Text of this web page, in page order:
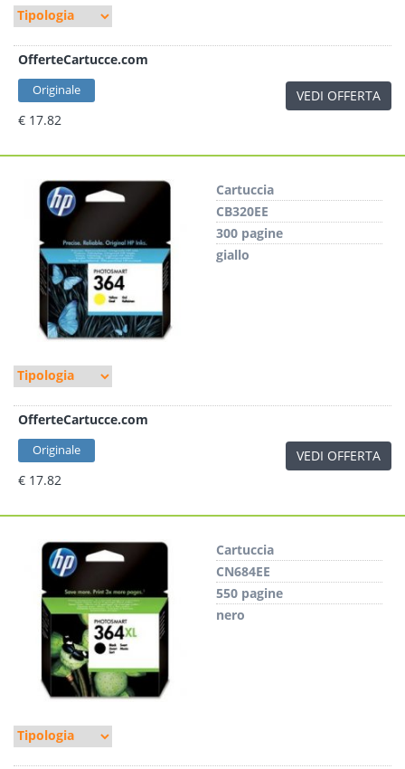
OfferteCartucce.com
Originale
€ 17.82
VEDI OFFERTA
Cartuccia
CB320EE
300 pagine
giallo
OfferteCartucce.com
Originale
€ 17.82
VEDI OFFERTA
Cartuccia
CN684EE
550 pagine
nero